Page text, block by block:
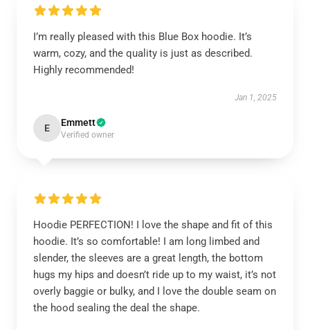
I’m really pleased with this Blue Box hoodie. It’s
warm, cozy, and the quality is just as described.
Highly recommended!
Jan 1, 2025
E Emmett
Verified owner
Hoodie PERFECTION! I love the shape and fit of this
hoodie. It’s so comfortable! I am long limbed and
slender, the sleeves are a great length, the bottom
hugs my hips and doesn’t ride up to my waist, it’s not
overly baggie or bulky, and I love the double seam on
the hood sealing the deal the shape.